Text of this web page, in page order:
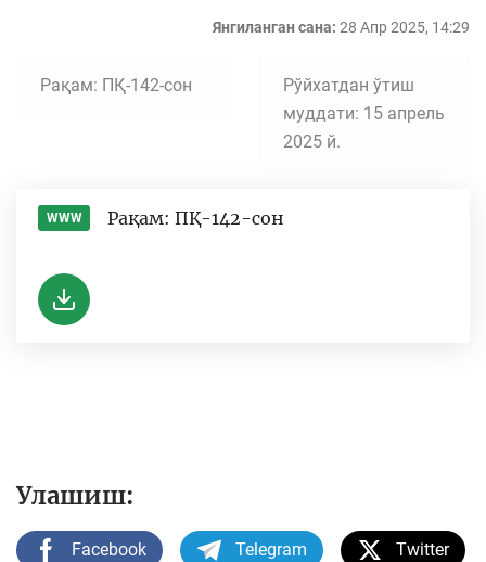
Янгиланган сана: 28 Апр 2025, 14:29
Рақам: ПҚ-142-сон
Рўйхатдан ўтиш
муддати: 15 апрель
2025 й.
WWW Рақам: ПҚ-142-сон
Улашиш:
Facebook Telegram Twitter